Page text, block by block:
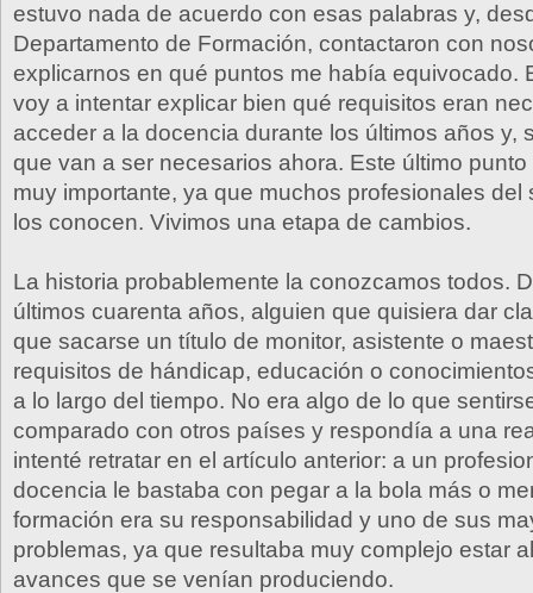
estuvo nada de acuerdo con esas palabras y,
Departamento de Formación, contactaron con
explicarnos en qué puntos me había equivocado.
voy a intentar explicar bien qué requisitos eran
acceder a la docencia durante los últimos años y,
que van a ser necesarios ahora. Este último
muy importante, ya que muchos profesionales del
los conocen. Vivimos una etapa de cambios.
La historia probablemente la conozcamos todos.
últimos cuarenta años, alguien que quisiera dar
que sacarse un título de monitor, asistente o
requisitos de hándicap, educación o
a lo largo del tiempo. No era algo de lo que
comparado con otros países y respondía a una
intenté retratar en el artículo anterior: a un
docencia le bastaba con pegar a la bola más o
formación era su responsabilidad y uno de sus
problemas, ya que resultaba muy complejo estar
avances que se venían produciendo.